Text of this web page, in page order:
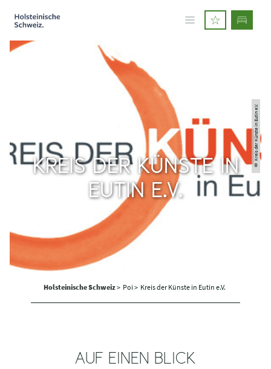
© Kreis der Künste in Eutin e.V.
KREIS DER KÜNSTE IN
EUTIN E.V.
Holsteinische Schweiz> Poi > Kreis der Künste in Eutin e.V.
AUF EINEN BLICK